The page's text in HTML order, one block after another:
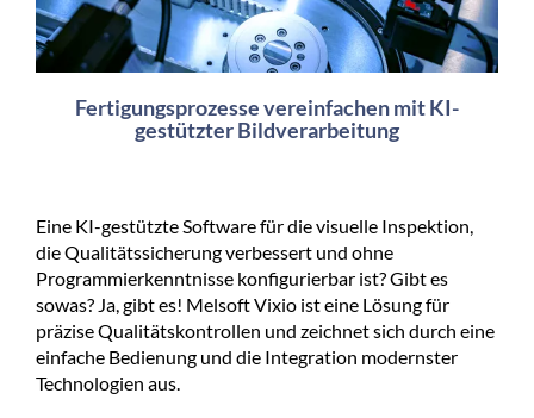
Fertigungsprozesse vereinfachen mit KI-
gestützter Bildverarbeitung
Eine KI-gestützte Software für die visuelle Inspektion,
die Qualitätssicherung verbessert und ohne
Programmierkenntnisse konfigurierbar ist? Gibt es
sowas? Ja, gibt es! Melsoft Vixio ist eine Lösung für
präzise Qualitätskontrollen und zeichnet sich durch eine
einfache Bedienung und die Integration modernster
Technologien aus.